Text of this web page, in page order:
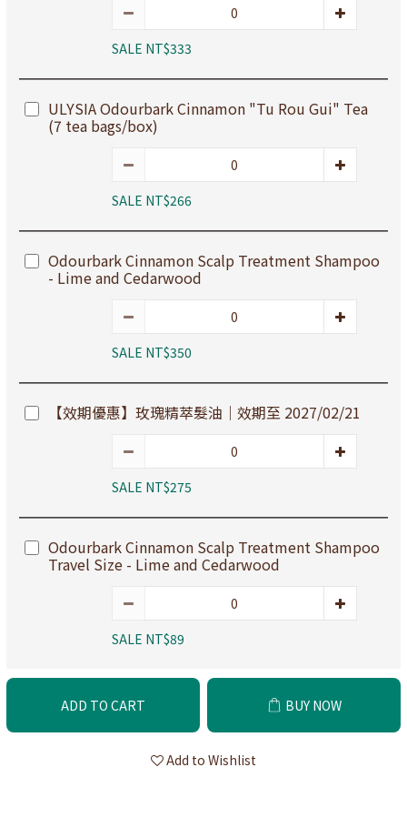
SALE NT$333
ULYSIA Odourbark Cinnamon "Tu Rou Gui" Tea
(7 tea bags/box)
SALE NT$266
Odourbark Cinnamon Scalp Treatment Shampoo
- Lime and Cedarwood
SALE NT$350
【效期優惠】玫瑰精萃髮油｜效期至 2027/02/21
SALE NT$275
Odourbark Cinnamon Scalp Treatment Shampoo
Travel Size - Lime and Cedarwood
SALE NT$89
ADD TO CART BUY NOW
Add to Wishlist